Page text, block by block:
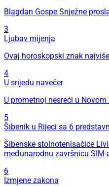
Blagdan Gospe Snježne
3
Ljubav mijenja
Ovaj horoskopski znak
4
U srijedu navečer
U prometnoj nesreći u
5
Šibenik u Rijeci sa 6
Šibenske stolnotenisačice
međunarodnu završnicu SIM-
6
Izmjene zakona